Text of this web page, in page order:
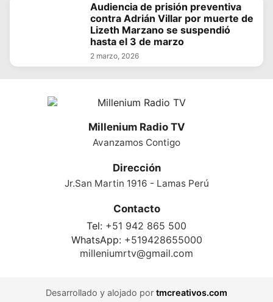
Audiencia de prisión preventiva
contra Adrián Villar por muerte de
Lizeth Marzano se suspendió
hasta el 3 de marzo
2 marzo, 2026
Millenium Radio TV
Avanzamos Contigo
Dirección
Jr.San Martin 1916 - Lamas Perú
Contacto
Tel: +51 942 865 500
WhatsApp: +519428655000
milleniumrtv@gmail.com
Desarrollado y alojado por tmcreativos.com